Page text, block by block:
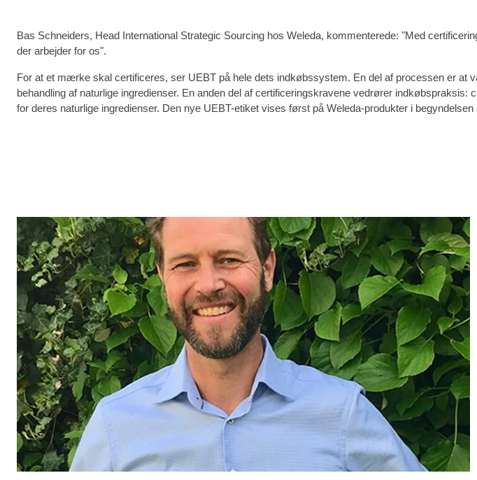
Bas Schneiders, Head International Strategic Sourcing hos Weleda, kommenterede: "Med
der arbejder for os".
For at et mærke skal certificeres, ser UEBT på hele dets indkøbssystem. En del af processen er
behandling af naturlige ingredienser. En anden del af certificeringskravene vedrører
for deres naturlige ingredienser. Den nye UEBT-etiket vises først på Weleda-produkter i